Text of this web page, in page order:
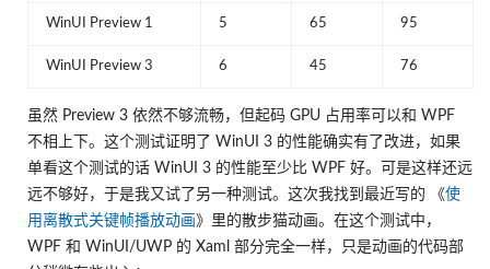
WinUI Preview 1 5 65 95
WinUI Preview 3 6 45 76
虽然 Preview 3 依然不够流畅，但起码 GPU 占用率可以和 WPF
不相上下。这个测试证明了 WinUI 3 的性能确实有了改进，如果
单看这个测试的话 WinUI 3 的性能至少比 WPF 好。可是这样还远
远不够好，于是我又试了另一种测试。这次我找到最近写的 《使
用离散式关键帧播放动画》里的散步猫动画。在这个测试中，
WPF 和 WinUI/UWP 的 Xaml 部分完全一样，只是动画的代码部